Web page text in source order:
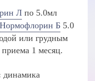
Л по 5.0мл
Нормофлорин Б 5.0
или грудным
1 месяц.
динамика